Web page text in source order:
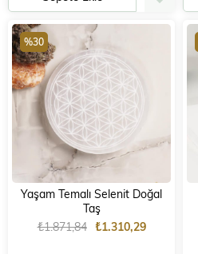
Yaşam Temalı Selenit Doğal
Taş
₺1.310,29
₺1.871,84
%30